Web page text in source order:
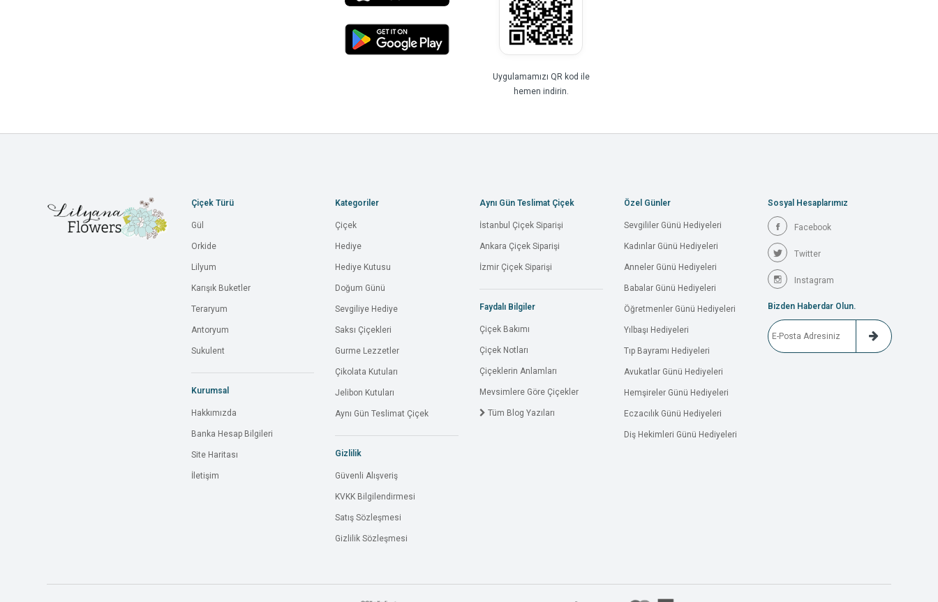
Uygulamamızı QR kod ile
hemen indirin.
Çiçek Türü
Gül
Orkide
Lilyum
Karışık Buketler
Teraryum
Antoryum
Sukulent
Kurumsal
Hakkımızda
Banka Hesap Bilgileri
Site Haritası
İletişim
Kategoriler
Çiçek
Hediye
Hediye Kutusu
Doğum Günü
Sevgiliye Hediye
Saksı Çiçekleri
Gurme Lezzetler
Çikolata Kutuları
Jelibon Kutuları
Aynı Gün Teslimat Çiçek
Gizlilik
Güvenli Alışveriş
KVKK Bilgilendirmesi
Satış Sözleşmesi
Gizlilik Sözleşmesi
Aynı Gün Teslimat Çiçek
İstanbul Çiçek Siparişi
Ankara Çiçek Siparişi
İzmir Çiçek Siparişi
Faydalı Bilgiler
Çiçek Bakımı
Çiçek Notları
Çiçeklerin Anlamları
Mevsimlere Göre Çiçekler
Tüm Blog Yazıları
Özel Günler
Sevgililer Günü Hediyeleri
Kadınlar Günü Hediyeleri
Anneler Günü Hediyeleri
Babalar Günü Hediyeleri
Öğretmenler Günü Hediyeleri
Yılbaşı Hediyeleri
Tıp Bayramı Hediyeleri
Avukatlar Günü Hediyeleri
Hemşireler Günü Hediyeleri
Eczacılık Günü Hediyeleri
Diş Hekimleri Günü Hediyeleri
Sosyal Hesaplarımız
Facebook
Twitter
Instagram
Bizden Haberdar Olun.